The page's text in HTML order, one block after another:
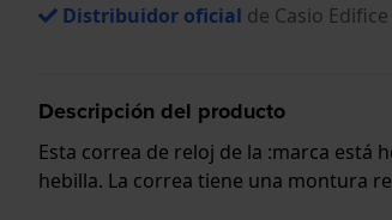
Distribuidor oficial de Casio Edifice
Descripción del producto
Esta correa de reloj de la :marca está
hebilla. La correa tiene una montura